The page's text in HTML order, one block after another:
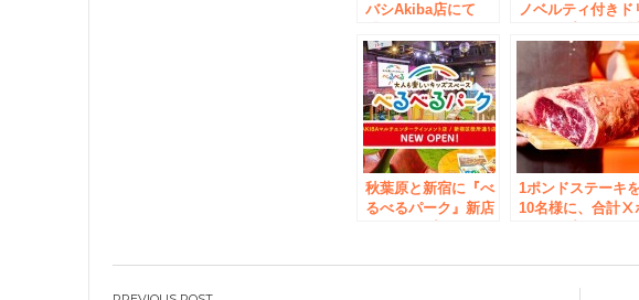
バシAkiba店にて
バボーイズ）」コラ
ボ開催決定！2021年
2月8日(月)から2021
年3月21日(日)まで。
#RAB
ノベルティ付きド
穹のファフナー
BEHIND THE
LINE」販売のお知
らせ
秋葉原と新宿に『べ
るべるパーク』新店
登場！既に2万人以
1ポンドステーキ
10名様に、合計Ⅹ
みX（エックス）
ャンペーンを2023